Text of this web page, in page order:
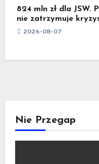
824 mln zł dla JSW.
nie zatrzymuje
2026-08-07
Nie Przegap